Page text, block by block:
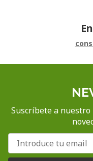
Suscríbete a